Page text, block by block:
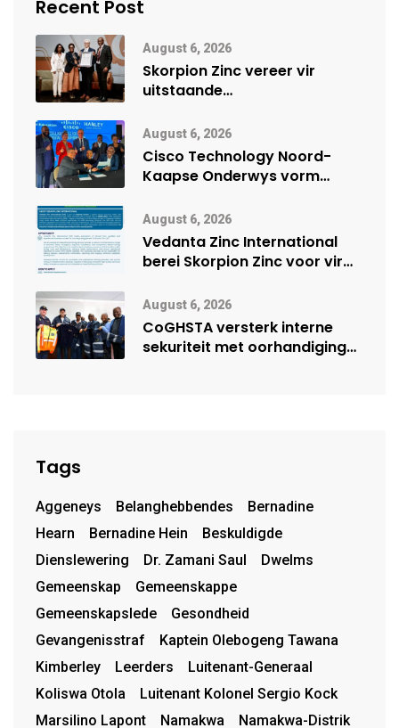
Recent Post
August 6, 2026
Skorpion Zinc vereer vir
uitstaande
Namibië Mynbou Ekspo
August 6, 2026
Cisco Technology Noord-
Kaapse Onderwys vorm
vennootskap
August 6, 2026
Vedanta Zinc International
berei Skorpion Zinc voor vir
August 6, 2026
CoGHSTA versterk interne
sekuriteit met oorhandiging
Tags
Aggeneys Belanghebbendes
Bernadine
Hearn
Bernadine Hein
Beskuldigde
Dienslewering
Dr. Zamani Saul
Dwelms
Gemeenskap
Gemeenskappe
Gemeenskapslede
Gesondheid
Gevangenisstraf
Kaptein Olebogeng Tawana
Kimberley
Leerders
Luitenant-Generaal
Koliswa Otola
Luitenant Kolonel Sergio Kock
Marsilino Lapont
Namakwa
Namakwa-Distrik